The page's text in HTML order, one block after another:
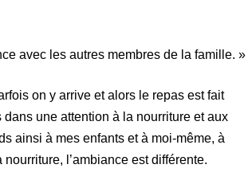
avec les autres membres de la famille. »
on y arrive et alors le repas est fait
une attention à la nourriture et aux
ainsi à mes enfants et à moi-même, à
l’ambiance est différente.